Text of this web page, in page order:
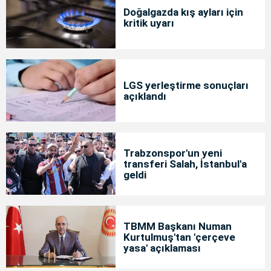
Doğalgazda kış ayları için
kritik uyarı
LGS yerleştirme sonuçları
açıklandı
Trabzonspor'un yeni
transferi Salah, İstanbul'a
geldi
TBMM Başkanı Numan
Kurtulmuş'tan 'çerçeve
yasa' açıklaması